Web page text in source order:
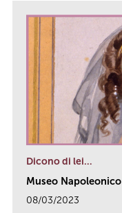
Dicono di lei…
Museo Napoleonico
08/03/2023